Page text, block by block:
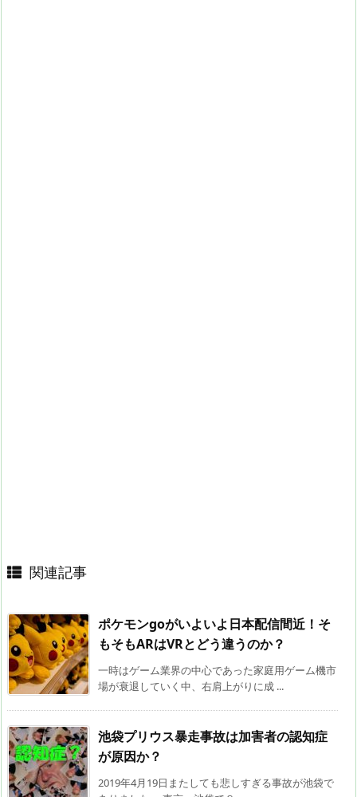
関連記事
ポケモンgoがいよいよ日本配信間近！そ
もそもARはVRとどう違うのか？
一時はゲーム業界の中心であった家庭用ゲーム機市
場が衰退していく中、右肩上がりに成 ...
池袋プリウス暴走事故は加害者の認知症
が原因か？
2019年4月19日またしても悲しすぎる事故が池袋で